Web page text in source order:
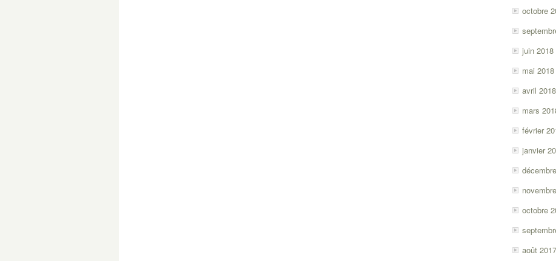
octobre
juin 2018
mai 2018
avril 2018
mars
février
janvier
octobre
août 2017